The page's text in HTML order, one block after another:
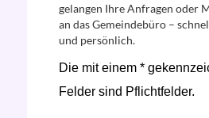
gelangen Ihre Anfragen oder
an das Gemeindebüro –
und persönlich.
Die mit einem *
Felder sind Pflichtfelder.